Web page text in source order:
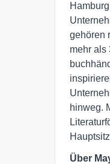
gehören
mehr als
hinweg.
Über